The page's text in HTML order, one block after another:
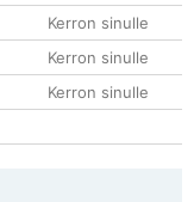
Kerron sinulle
Kerron sinulle
Kerron sinulle